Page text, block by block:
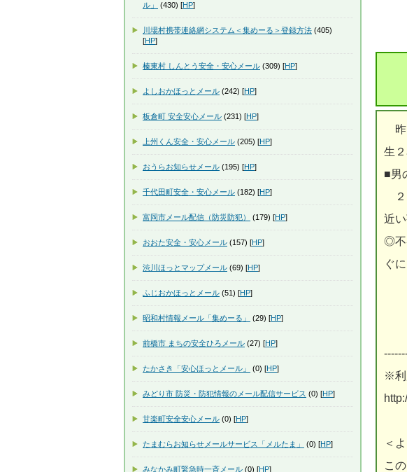
昨
生
■男
２
近
◎不
ぐ
※利
＜
こ
ル」
(430) [HP]
川場村携帯連絡網システム＜集めーる＞登録方法 (405)
[HP]
榛東村 しんとう安全・安心メール (309) [HP]
よしおかほっとメール (242) [HP]
板倉町 安全安心メール (231) [HP]
上州くん安全・安心メール (205) [HP]
おうらお知らせメール (195) [HP]
千代田町安全・安心メール (182) [HP]
富岡市メール配信（防災防犯） (179) [HP]
おおた安全・安心メール (157) [HP]
渋川ほっとマップメール (69) [HP]
ふじおかほっとメール (51) [HP]
昭和村情報メール「集めーる」 (29) [HP]
前橋市 まちの安全ひろメール (27) [HP]
たかさき「安心ほっとメール」 (0) [HP]
みどり市 防災・防犯情報のメール配信サービス (0) [HP]
甘楽町安全安心メール (0) [HP]
たまむらお知らせメールサービス「メルたま」 (0) [HP]
みなかみ町緊急時一斉メール (0) [HP]